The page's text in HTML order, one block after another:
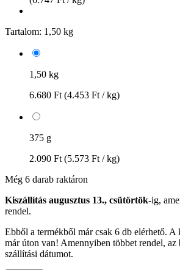
Tartalom: 1,50 kg
1,50 kg
6.680 Ft (4.453 Ft / kg)
375 g
2.090 Ft (5.573 Ft / kg)
Még 6 darab raktáron
Kiszállítás augusztus 13., csütörtök-ig,
rendel.
Ebből a termékből már csak 6 db elérhető.
már úton van! Amennyiben többet rendel, az
szállítási dátumot.